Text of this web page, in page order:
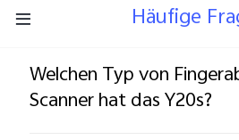
Häufige
Welchen Typ von
Scanner hat das Y20s?